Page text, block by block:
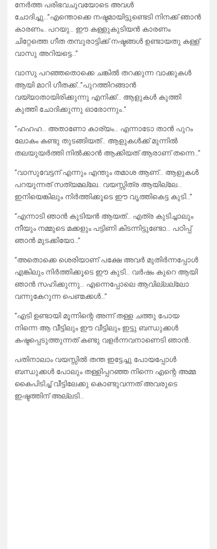
നേർത്ത പരിഭവചുവയോടെ അവൾ
ചോദിച്ചു…”എന്തൊക്കെ നഷ്ടമായിട്ടുണ്ടെടി നിനക്ക് ഞാൻ
കാരണം.. പറയു… ഈ കള്ളുകുടിയൻ കാരണം
ചിറ്റേത്തെ ഗീത തമ്പുരാട്ടിക്ക് നഷ്ടങ്ങൾ ഉണ്ടായതു കള്ള്
വാസു അറിയട്ടെ…”
വാസു പറഞ്ഞതൊക്കെ ചങ്കിൽ തറക്കുന്ന വാക്കുകൾ
ആയി മാറി ഗീതക്ക്…”പുറത്തിറങ്ങാൻ
വയ്യാതായിരിക്കുന്നു എനിക്ക്… ആളുകൾ കുത്തി
കുത്തി ചോദിക്കുന്നു ഓരോന്നും..”
“ഹഹഹ… അതാണോ കാര്യം… എന്നാടോ താൻ പുറം
ലോകം കണ്ടു തുടങ്ങിയത്… ആളുകൾക്ക് മുന്നിൽ
തലയുയർത്തി നിൽക്കാൻ ആക്കിയത് ആരാണ് തന്നെ…”
“വാസുവേട്ടന് എന്നും എന്തും തമാശ ആണ്… ആളുകൾ
പറയുന്നത് സത്യമല്ലേ.. വയസ്സിത്ര ആയില്ലേ…
ഇനിയെങ്കിലും നിർത്തിക്കൂടെ ഈ വൃത്തികെട്ട കുടി…”
“എന്നാടി ഞാൻ കുടിയൻ ആയത്… എത്ര കുടിച്ചാലും
നീയും നമ്മുടെ മക്കളും പട്ടിണി കിടന്നിട്ടുണ്ടോ… പഠിപ്പ്
ഞാൻ മുടക്കിയോ…”
“അതൊക്കെ ശെരിയാണ് പക്ഷേ അവർ മുതിർന്നപ്പോൾ
എങ്കിലും നിർത്തിക്കൂടെ ഈ കുടി… വർഷം കുറെ ആയി
ഞാൻ സഹിക്കുന്നു… എന്നെപ്പോലെ ആവില്ലല്ലോ
വന്നുകേറുന്ന പെണ്മക്കൾ…”
“എടി ഉണ്ടായി മൂന്നിന്റെ അന്ന് തള്ള ചത്തു പോയ
നിന്നെ ആ വീട്ടിലും ഈ വീട്ടിലും ഇട്ടു ബന്ധുക്കൾ
കഷ്ടപ്പെടുത്തുന്നത് കണ്ടു വളർന്നവനാണെടി ഞാൻ..
പതിനാലാം വയസ്സിൽ തന്ത ഇട്ടേച്ചു പോയപ്പോൾ
ബന്ധുക്കൾ പോലും തള്ളിപ്പറഞ്ഞ നിന്നെ എന്റെ അമ്മ
കൈപിടിച്ച് വീട്ടിലേക്കു കൊണ്ടുവന്നത് അവരുടെ
ഇഷ്ടത്തിന് അല്ലടി…